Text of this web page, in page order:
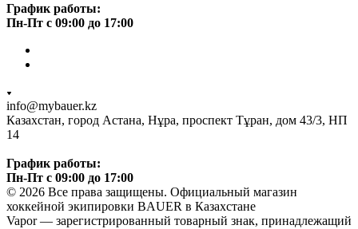
График работы:
Пн-Пт с 09:00 до 17:00
info@mybauer.kz
Казахстан, город Астана, Нұра, проспект Тұран, дом 43/3, НП
14
График работы:
Пн-Пт с 09:00 до 17:00
© 2026 Все права защищены. Официальный магазин
хоккейной экипировки BAUER в Казахстане
Vapor — зарегистрированный товарный знак, принадлежащий